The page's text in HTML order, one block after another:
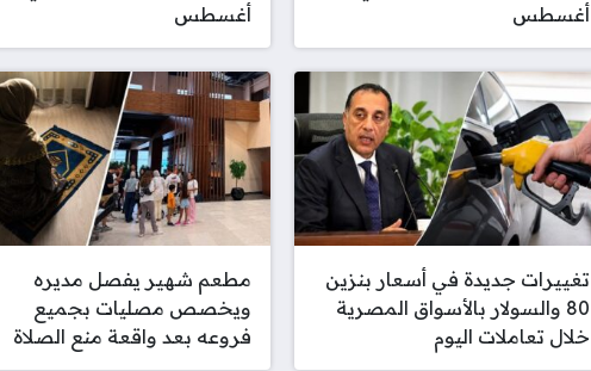
أغسطس
أغسطس
تغييرات جديدة في أسعار بنزين
80 والسولار بالأسواق المصرية
خلال تعاملات اليوم
مطعم شهير يفصل مديره
ويخصص مصليات بجميع
فروعه بعد واقعة منع الصلاة